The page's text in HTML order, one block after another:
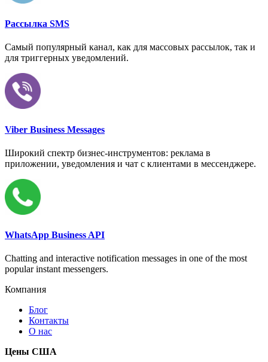
Рассылка SMS
Самый популярный канал, как для массовых рассылок, так и
для триггерных уведомлений.
Viber Business Messages
Широкий спектр бизнес-инструментов: реклама в
приложении, уведомления и чат с клиентами в мессенджере.
WhatsApp Business API
Chatting and interactive notification messages in one of the most
popular instant messengers.
Компания
Блог
Контакты
О нас
Цены США